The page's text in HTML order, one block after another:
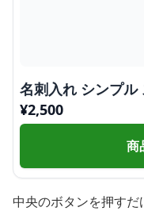
名刺入れ シンプル
¥2,500
商
中央のボタンを押す